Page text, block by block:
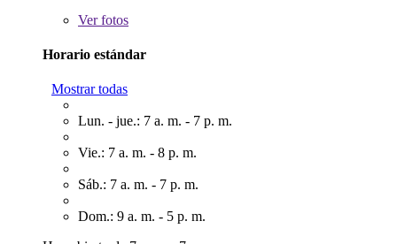
Verfotos
Horario estándar
Mostrar todas
Lun. - jue.: 7 a. m. - 7 p. m.
Vie.: 7 a. m. - 8 p. m.
Sáb.: 7 a. m. - 7 p. m.
Dom.: 9 a. m. - 5 p. m.